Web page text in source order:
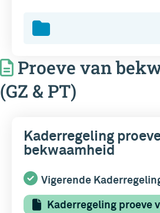
Proeve van
(GZ & PT)
Kaderregeling
bekwaamheid
Vigerende
Kaderregeling proeve